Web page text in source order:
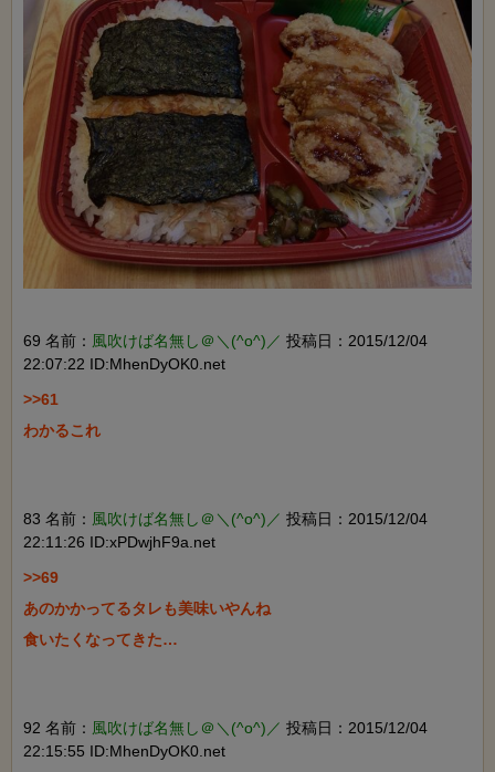
69 名前： 風吹けば名無し＠＼(^o^)／ 投稿日：2015/12/04
22:07:22 ID:MhenDyOK0.net
>>61
わかるこれ
83 名前： 風吹けば名無し＠＼(^o^)／ 投稿日：2015/12/04
22:11:26 ID:xPDwjhF9a.net
>>69
あのかかってるタレも美味いやんね
食いたくなってきた…
92 名前： 風吹けば名無し＠＼(^o^)／ 投稿日：2015/12/04
22:15:55 ID:MhenDyOK0.net